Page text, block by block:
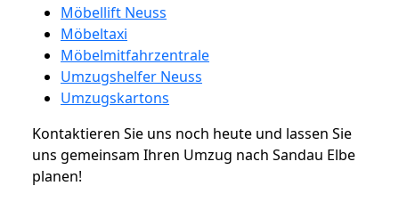
Möbellift Neuss
Möbeltaxi
Möbelmitfahrzentrale
Umzugshelfer Neuss
Umzugskartons
Kontaktieren Sie uns noch heute und lassen Sie
uns gemeinsam Ihren Umzug nach Sandau Elbe
planen!